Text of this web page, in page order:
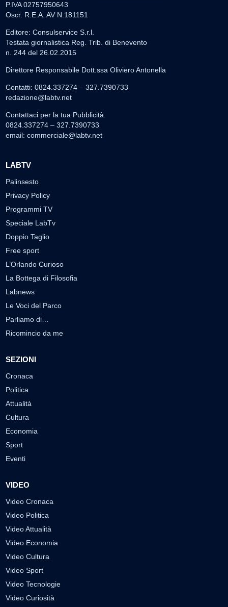
P.IVA 02757950643
Oscr. R.E.A. AV N.181151
Editore: Consulservice S.r.l.
Testata giornalistica Reg. Trib. di Benevento
n. 244 del 26.02.2015
Direttore Responsabile Dott.ssa Oliviero Antonella
Contatti: 0824.337274 – 327.7390733
redazione@labtv.net
Contattaci per la tua Pubblicità:
0824.337274 – 327.7390733
email: commerciale@labtv.net
LABTV
Palinsesto
Privacy Policy
Programmi TV
Speciale LabTv
Doppio Taglio
Free sport
L’Orlando Curioso
La Bottega di Filosofia
Labnews
Le Voci del Parco
Parliamo di…
Ricomincio da me
SEZIONI
Cronaca
Politica
Attualità
Cultura
Economia
Sport
Eventi
VIDEO
Video Cronaca
Video Politica
Video Attualità
Video Economia
Video Cultura
Video Sport
Video Tecnologie
Video Curiosità